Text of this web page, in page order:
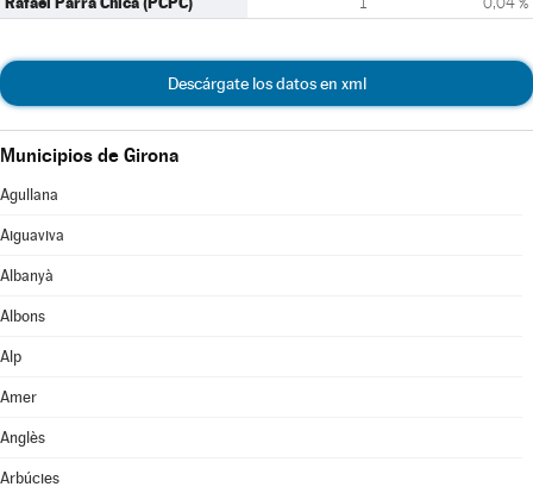
Descárgate los datos en xml
Municipios de Girona
Agullana
Aiguaviva
Albanyà
Albons
Alp
Amer
Anglès
Arbúcies